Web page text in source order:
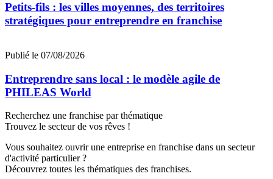
Petits-fils : les villes moyennes, des territoires
stratégiques pour entreprendre en franchise
Publié le 07/08/2026
Entreprendre sans local : le modèle agile de
PHILEAS World
Recherchez une franchise par thématique
Trouvez le secteur de vos rêves !
Vous souhaitez ouvrir une entreprise en franchise dans un secteur
d'activité particulier ?
Découvrez toutes les thématiques des franchises.